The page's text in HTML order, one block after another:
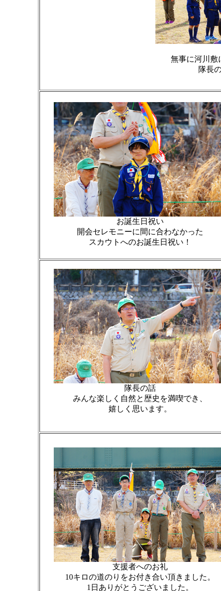
無事に河川敷
隊長
お誕生日祝い
開会セレモニーに間に合わなかった
スカウトへのお誕生日祝い！
隊長の話
みんな楽しく自然と歴史を満喫でき、
嬉しく思います。
支援者へのお礼
10キロの道のりをお付き合い頂きました。
1日ありがとうございました。